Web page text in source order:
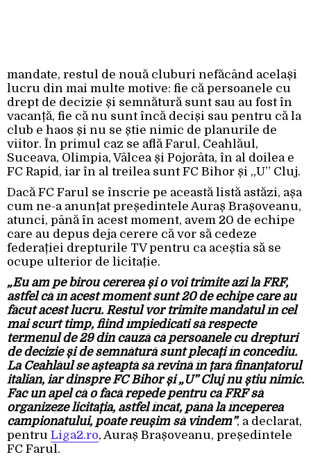
mandate, restul de nouă cluburi nefăcând același
lucru din mai multe motive: fie că persoanele cu
drept de decizie și semnătură sunt sau au fost în
vacanță, fie că nu sunt încă deciși sau pentru că la
club e haos și nu se știe nimic de planurile de
viitor. În primul caz se află Farul, Ceahlăul,
Suceava, Olimpia, Vâlcea și Pojorâta, în al doilea e
FC Rapid, iar în al treilea sunt FC Bihor și „U” Cluj.
Dacă FC Farul se înscrie pe această listă astăzi, așa
cum ne-a anunțat președintele Auraș Brașoveanu,
atunci, până în acest moment, avem 20 de echipe
care au depus deja cerere că vor să cedeze
federației drepturile TV pentru ca aceștia să se
ocupe ulterior de licitație.
„Eu am pe birou cererea și o voi trimite azi la FRF,
astfel că în acest moment sunt 20 de echipe care au
făcut acest lucru. Restul vor trimite mandatul în cel
mai scurt timp, fiind împiedicati să respecte
termenul de 29 din cauză că persoanele cu drepturi
de decizie și de semnătură sunt plecați în concediu.
La Ceahlăul se așteaptă să revină în țară finanțatorul
italian, iar dinspre FC Bihor și „U” Cluj nu știu nimic.
Fac un apel că o facă repede pentru ca FRF să
organizeze licitația, astfel încât, până la începerea
campionatului, poate reușim să vindem”, a declarat,
pentru Liga2.ro, Auraș Brașoveanu, președintele
FC Farul.